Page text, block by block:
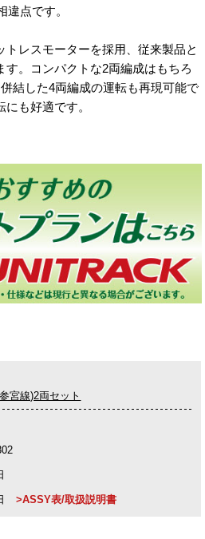
違点です。
レスモーターを採用、従来製品と
す。コンパクトな2両編成はもちろ
結した4両編成の運転も再現可能で
も好適です。
宮線)2両セット
>ASSY表/取扱説明書